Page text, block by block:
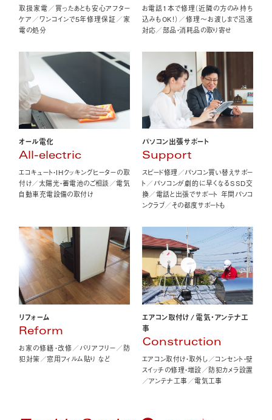
取扱家電／買ったあとも安心アフター
ケア／ワンコインで5年修理保証／家
電の処分
お電話1本で修理（近隣の方のみ持ち
込みもOK！）／修理〜お渡しまで迅速
対応／部品・消耗品の取り寄せ
オール電化
All-electric
エコキュート・IHクッキングヒーターの取
付け／太陽光・蓄電池のご相談／電気
自動車充電設備の取付け
パソコン出張サポート
Support
スピード修理／パソコン買い替えサポー
ト／パソコンが劇的に早くなるSSD交
換／電話と出張でサポート 年間パソコ
ンクラブ／その都度サポートも
リフォーム
Reform
お家の修繕・改修／バリアフリー／防
犯対策／窓用フィルム貼り など
エアコン取付け/電気・アンテナ工
事
Construction
エアコン取付け・取外し／コンセント・壁
スイッチの修理・増設／防犯カメラ設置
／アンテナ工事／電気工事